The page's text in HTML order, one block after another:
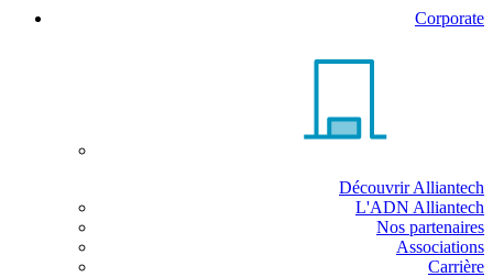
Corporate
Découvrir Alliantech
L'ADN Alliantech
Nos partenaires
Associations
Carrière